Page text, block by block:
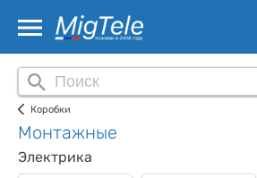
Коробки
Монтажные
Электрика